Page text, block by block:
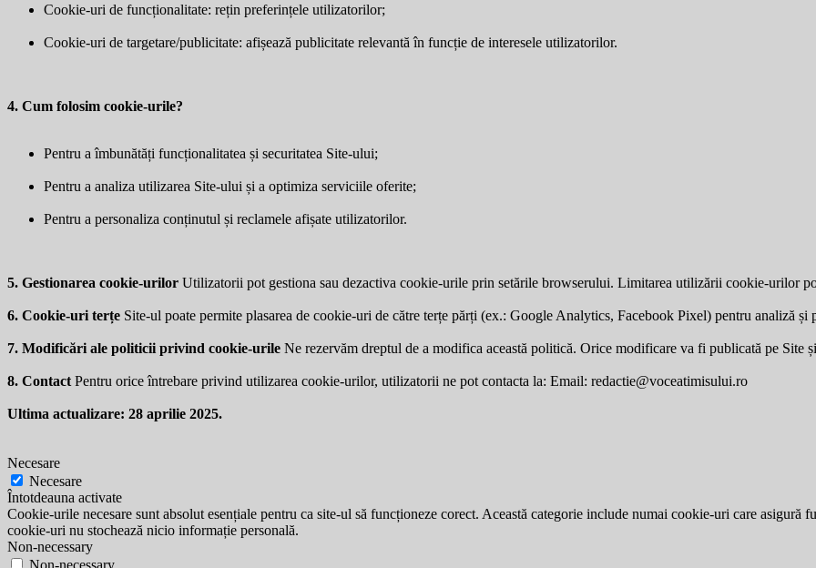
Cookie-uri de funcționalitate: rețin preferințele utilizatorilor;
Cookie-uri de targetare/publicitate: afișează publicitate relevantă în funcție de interesele utilizatorilor.
4. Cum folosim cookie-urile?
Pentru a îmbunătăți funcționalitatea și securitatea Site-ului;
Pentru a analiza utilizarea Site-ului și a optimiza serviciile oferite;
Pentru a personaliza conținutul și reclamele afișate utilizatorilor.
5. Gestionarea cookie-urilor Utilizatorii pot gestiona sau dezactiva cookie-urile prin setările browserului. Limitarea utilizării cookie-urilor
6. Cookie-uri terțe Site-ul poate permite plasarea de cookie-uri de către terțe părți (ex.: Google Analytics, Facebook Pixel) pentru analiză și
7. Modificări ale politicii privind cookie-urile Ne rezervăm dreptul de a modifica această politică. Orice modificare va fi publicată pe Site
8. Contact Pentru orice întrebare privind utilizarea cookie-urilor, utilizatorii ne pot contacta la: Email: redactie@voceatimisului.ro
Ultima actualizare: 28 aprilie 2025.
Necesare
Necesare
Întotdeauna activate
Cookie-urile necesare sunt absolut esențiale pentru ca site-ul să funcționeze corect. Această categorie include numai cookie-uri care asigură
cookie-uri nu stochează nicio informație personală.
Non-necessary
Non-necessary